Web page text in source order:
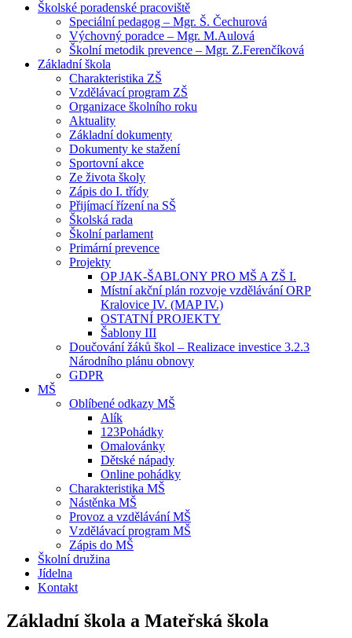
Školské poradenské pracoviště
Speciální pedagog – Mgr. Š. Čechurová
Výchovný poradce – Mgr. M.Aulová
Školní metodik prevence – Mgr. Z.Ferenčíková
Základní škola
Charakteristika ZŠ
Vzdělávací program ZŠ
Organizace školního roku
Aktuality
Základní dokumenty
Dokumenty ke stažení
Sportovní akce
Ze života školy
Zápis do I. třídy
Přijímací řízení na SŠ
Školská rada
Školní parlament
Primární prevence
Projekty
OP JAK-ŠABLONY PRO MŠ A ZŠ I.
Místní akční plán rozvoje vzdělávání ORP
Kralovice IV. (MAP IV.)
OSTATNÍ PROJEKTY
Šablony III
Doučování žáků škol – Realizace investice 3.2.3
Národního plánu obnovy
GDPR
MŠ
Oblíbené odkazy MŠ
Alík
123Pohádky
Omalovánky
Dětské nápady
Online pohádky
Charakteristika MŠ
Nástěnka MŠ
Provoz a vzdělávání MŠ
Vzdělávací program MŠ
Zápis do MŠ
Školní družina
Jídelna
Kontakt
Základní škola a Mateřská škola